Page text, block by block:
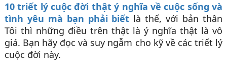
10 triết lý cuộc đời thật ý nghĩa về cuộc sống và
tình yêu mà bạn phải biết là thế, với bản thân
Tôi thì những điều trên thật là ý nghĩa thật là vô
giá. Bạn hãy đọc và suy ngẫm cho kỹ về các triết lý
cuộc đời này.